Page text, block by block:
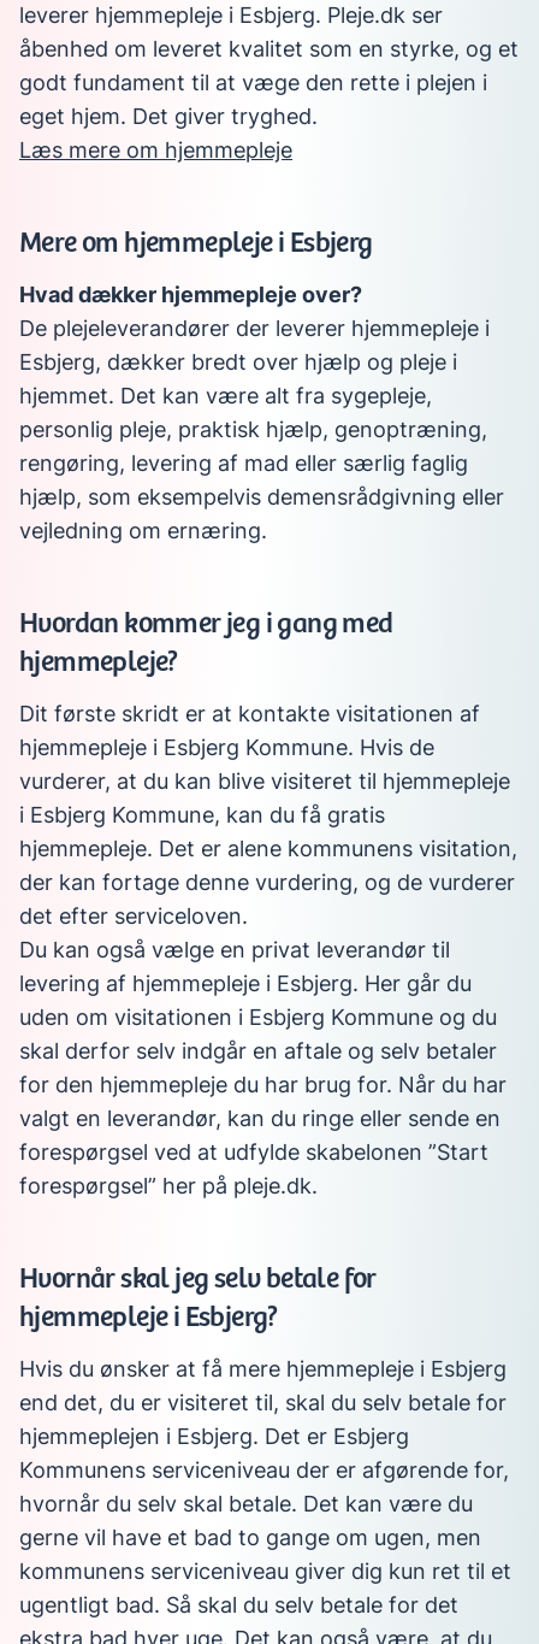
leverer hjemmepleje i Esbjerg. Pleje.dk ser
åbenhed om leveret kvalitet som en styrke, og et
godt fundament til at væge den rette i plejen i
eget hjem. Det giver tryghed.
Læs mere om hjemmepleje
Mere om hjemmepleje i Esbjerg
Hvad dækker hjemmepleje over?
De plejeleverandører der leverer hjemmepleje i
Esbjerg, dækker bredt over hjælp og pleje i
hjemmet. Det kan være alt fra sygepleje,
personlig pleje, praktisk hjælp, genoptræning,
rengøring, levering af mad eller særlig faglig
hjælp, som eksempelvis demensrådgivning eller
vejledning om ernæring.
Hvordan kommer jeg i gang med
hjemmepleje?
Dit første skridt er at kontakte visitationen af
hjemmepleje i Esbjerg Kommune. Hvis de
vurderer, at du kan blive visiteret til hjemmepleje
i Esbjerg Kommune, kan du få gratis
hjemmepleje. Det er alene kommunens visitation,
der kan fortage denne vurdering, og de vurderer
det efter serviceloven.
Du kan også vælge en privat leverandør til
levering af hjemmepleje i Esbjerg. Her går du
uden om visitationen i Esbjerg Kommune og du
skal derfor selv indgår en aftale og selv betaler
for den hjemmepleje du har brug for. Når du har
valgt en leverandør, kan du ringe eller sende en
forespørgsel ved at udfylde skabelonen ”Start
forespørgsel” her på pleje.dk.
Hvornår skal jeg selv betale for
hjemmepleje i Esbjerg?
Hvis du ønsker at få mere hjemmepleje i Esbjerg
end det, du er visiteret til, skal du selv betale for
hjemmeplejen i Esbjerg. Det er Esbjerg
Kommunens serviceniveau der er afgørende for,
hvornår du selv skal betale. Det kan være du
gerne vil have et bad to gange om ugen, men
kommunens serviceniveau giver dig kun ret til et
ugentligt bad. Så skal du selv betale for det
ekstra bad hver uge. Det kan også være, at du